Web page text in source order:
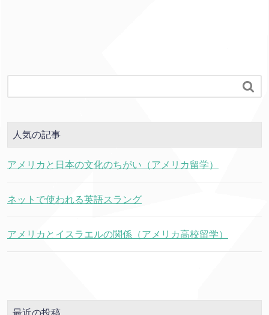

人気の記事
アメリカと日本の文化のちがい（アメリカ留学）
ネットで使われる英語スラング
アメリカとイスラエルの関係（アメリカ高校留学）
最近の投稿